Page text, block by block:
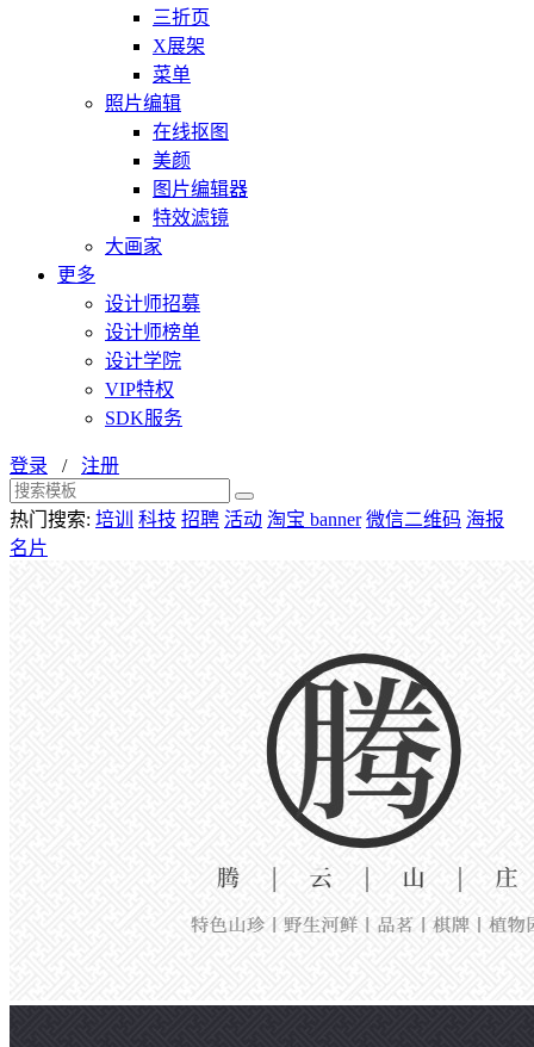
三折页
X展架
菜单
照片编辑
在线抠图
美颜
图片编辑器
特效滤镜
大画家
更多
设计师招募
设计师榜单
设计学院
VIP特权
SDK服务
登录 / 注册
热门搜索: 培训 科技 招聘 活动 淘宝 banner 微信二维码 海报
名片